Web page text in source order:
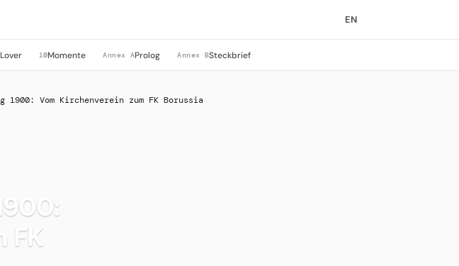
EN
Lover 10Momente Annex AProlog Annex BSteckbrief
1900: Vom Kirchenverein zum FK Borussia
FK